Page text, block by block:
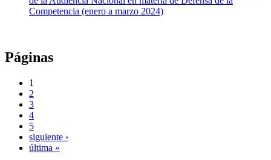
Competencia (enero a marzo 2024)
Páginas
1
2
3
4
5
siguiente ›
última »